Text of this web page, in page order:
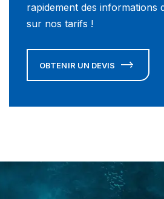
rapidement des informations
sur nos tarifs !
OBTENIR UN DEVIS